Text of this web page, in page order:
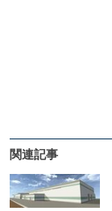
関連記事